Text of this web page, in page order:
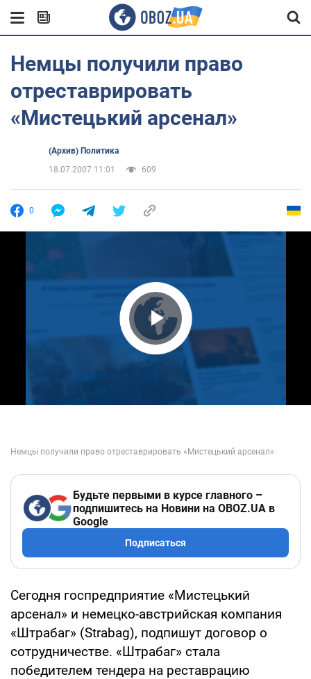
Немцы получили право
отреставрировать
«Мистецький арсенал»
(Архив) Политика
18.07.2007 11:01
609
0
Play Video
Будьте первыми в курсе главного –
подпишитесь на Новини на OBOZ.UA в
Google
Подписаться
Сегодня госпредприятие «Мистецький
арсенал» и немецко-австрийская компания
«Штрабаг» (Strabag), подпишут договор о
сотрудничестве. «Штрабаг» стала
победителем тендера на реставрацию